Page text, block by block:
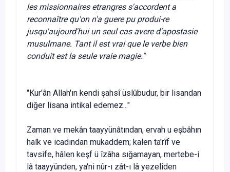
les missionnaires etrangres s'accordent a
reconnaître qu'on n'a guere pu produi-re
jusqu'aujourd'hui un seul cas avere d'apostasie
musulmane. Tant il est vrai que le verbe bien
conduit est la seule vraie magie."
"Kur'ân Allah'ın kendi şahsî üslûbudur, bir lisandan
diğer lisana intikal edemez..."
Zaman ve mekân taayyünâtından, ervah u eşbâhın
halk ve icadından mukaddem; kalen ta'rîf ve
tavsife, hâlen keşf ü îzâha sığamayan, mertebe-i
lâ taayyünden, ya'ni nûr-ı zât-ı lâ yezelîden